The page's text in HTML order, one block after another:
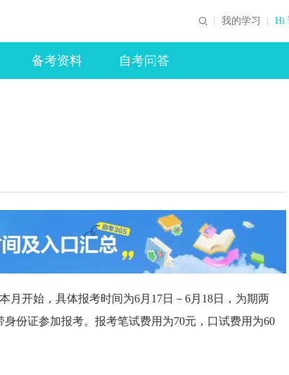
我的学习 Hi
备考资料 自考问答
开始，具体报考时间为6月17日－6月18日，为期两
份证参加报考。报考笔试费用为70元，口试费用为60